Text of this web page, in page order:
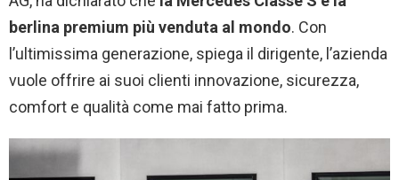
berlina premium più venduta al mondo. Con
l’ultimissima generazione, spiega il dirigente, l’azienda
vuole offrire ai suoi clienti innovazione, sicurezza,
comfort e qualità come mai fatto prima.